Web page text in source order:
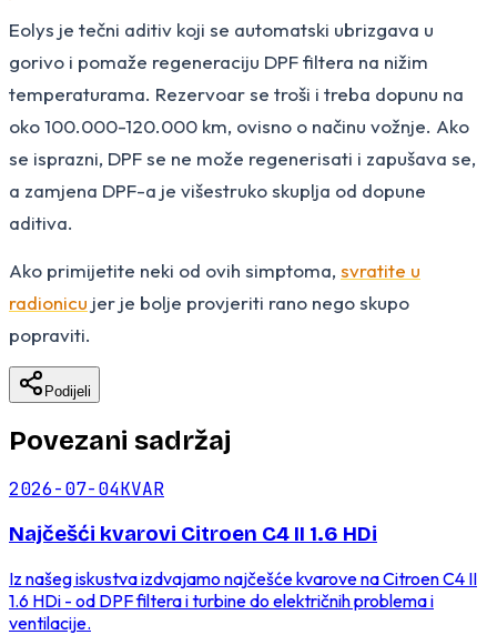
Eolys je tečni aditiv koji se automatski ubrizgava u
gorivo i pomaže regeneraciju DPF filtera na nižim
temperaturama. Rezervoar se troši i treba dopunu na
oko 100.000-120.000 km, ovisno o načinu vožnje. Ako
se isprazni, DPF se ne može regenerisati i zapušava se,
a zamjena DPF-a je višestruko skuplja od dopune
aditiva.
Ako primijetite neki od ovih simptoma, svratite u
radionicu jer je bolje provjeriti rano nego skupo
popraviti.
Podijeli
Povezani sadržaj
2026-07-04KVAR
Najčešći kvarovi Citroen C4 II 1.6 HDi
Iz našeg iskustva izdvajamo najčešće kvarove na Citroen C4 II
1.6 HDi - od DPF filtera i turbine do električnih problema i
ventilacije.